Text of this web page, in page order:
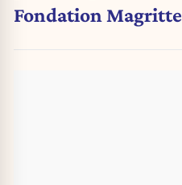
Fondation Magritte